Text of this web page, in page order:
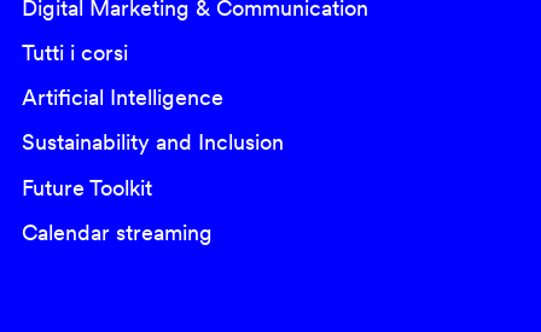
Digital Marketing & Communication
Tutti i corsi
Artificial Intelligence
Sustainability and Inclusion
Future Toolkit
Calendar streaming